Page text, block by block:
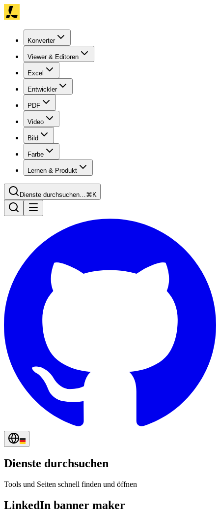
Konverter
Viewer & Editoren
Excel
Entwickler
PDF
Video
Bild
Farbe
Lernen & Produkt
Dienste durchsuchen…⌘K
Dienste durchsuchen
Tools und Seiten schnell finden und öffnen
LinkedIn banner maker